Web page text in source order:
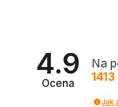
4.9
Ocena
Na
1413
Jak